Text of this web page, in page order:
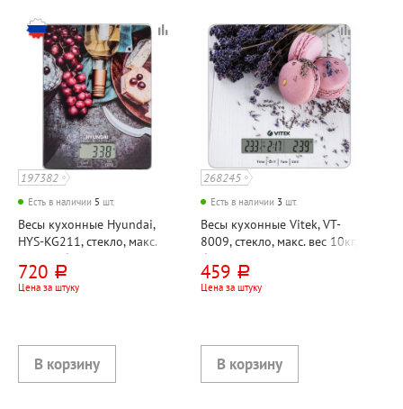
197382
Есть в наличии 5 шт.
Весы кухонные Hyundai,
HYS-KG211, стекло, макс.
вес 5кг, батарейки в
комплекте
720 руб.
Цена за штуку
268245
Есть в наличии 3 шт.
Весы кухонные Vitek, VT-
8009, стекло, макс. вес 10кг,
батарейки в комплекте
459 руб.
Цена за штуку